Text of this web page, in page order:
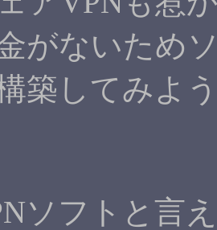
がないため
築してみよ
ソフトと言